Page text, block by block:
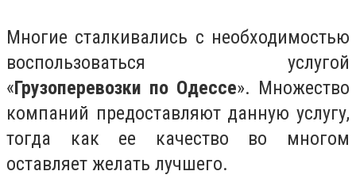
Многие сталкивались с необходимостью
воспользоваться услугой
«Грузоперевозки по Одессе». Множество
компаний предоставляют данную услугу,
тогда как ее качество во многом
оставляет желать лучшего.